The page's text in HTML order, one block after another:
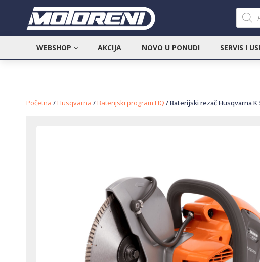
search
WEBSHOP AKCIJA NOVO U PONUDI SERVIS I
Početna /Husqvarna /Baterijski program HQ / Baterijski rezač Husqvarna K